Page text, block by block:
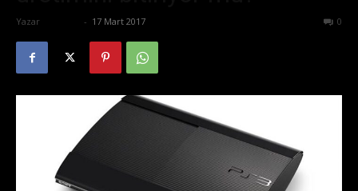
Yazar - 17 Mart 2017 0